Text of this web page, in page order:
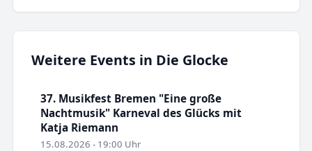
Weitere Events in Die Glocke
37. Musikfest Bremen "Eine große
Nachtmusik" Karneval des Glücks mit
Katja Riemann
15.08.2026 - 19:00 Uhr